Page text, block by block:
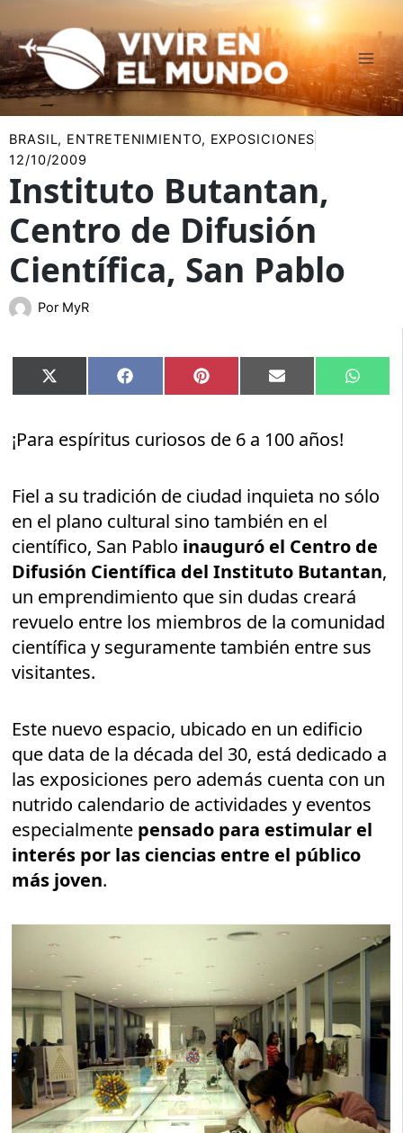
al
contenido
BRASIL, ENTRETENIMIENTO, EXPOSICIONES
12/10/2009
Instituto Butantan,
Centro de Difusión
Científica, San Pablo
Por MyR
Compartir
en
X
(Twitter)
Compartir
en
Facebook Compartir
en
Pinterest Compartir
en
Email
en
¡Para espíritus curiosos de 6 a 100 años!
Fiel a su tradición de ciudad inquieta no sólo
en el plano cultural sino también en el
científico, San Pablo inauguró el Centro de
Difusión Científica del Instituto Butantan,
un emprendimiento que sin dudas creará
revuelo entre los miembros de la comunidad
científica y seguramente también entre sus
visitantes.
Este nuevo espacio, ubicado en un edificio
que data de la década del 30, está dedicado a
las exposiciones pero además cuenta con un
nutrido calendario de actividades y eventos
especialmente pensado para estimular el
interés por las ciencias entre el público
más joven.